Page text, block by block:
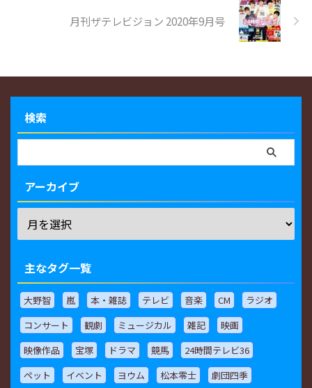
月刊ザテレビジョン 2020年9月号
検索
アーカイブ
主なタグ一覧
大野智 嵐 本・雑誌 テレビ 音楽 CM
ラジオ
コンサート
観劇 ミュージカル 雑記
映画
映像作品
宝塚 ドラマ 競馬
24時間テレビ36
ペット
イベント ヨウム 松本零士
劇団四季